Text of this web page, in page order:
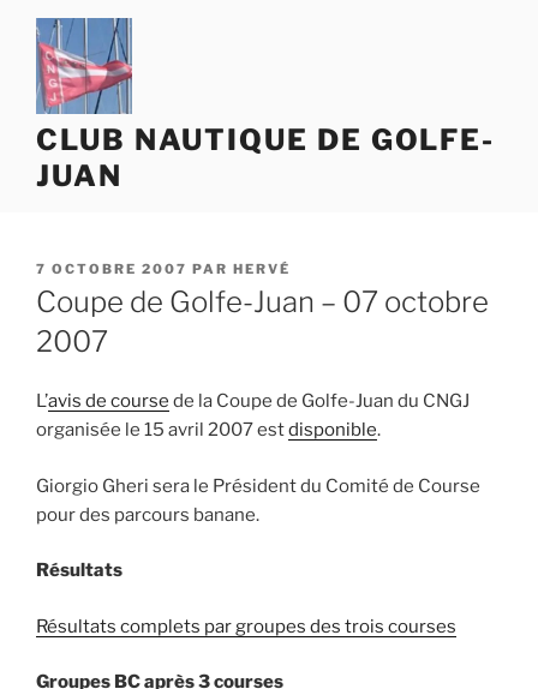
Aller
contenu
principal
CLUB NAUTIQUE DE GOLFE-
JUAN
PUBLIÉ
LE
7 OCTOBRE 2007 PAR HERVÉ
Coupe de Golfe-Juan – 07 octobre
2007
L’avis de course de la Coupe de Golfe-Juan du CNGJ
organisée le 15 avril 2007 estdisponible.
Giorgio Gheri sera le Président du Comité de Course
pour des parcours banane.
Résultats
Résultats complets par groupes des trois courses
Groupes BC après 3 courses